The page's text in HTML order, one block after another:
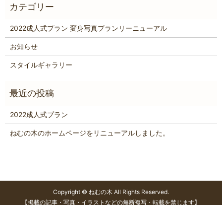
2022成人式プラン 変身写真プランリーニューアル
お知らせ
スタイルギャラリー
2022成人式プラン
ねむの木のホームページをリニューアルしました。
Copyright © ねむの木 All Rights Reserved.
【掲載の記事・写真・イラストなどの無断複写・転載を禁じます】